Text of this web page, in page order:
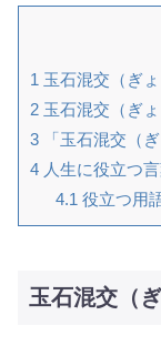
1 玉石混交（ぎ
2 玉石混交（ぎ
3 「玉石混交（
4 人生に役立つ
4.1 役立つ用
玉石混交（